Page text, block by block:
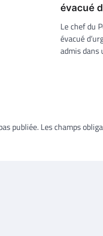
évacué
Le chef du
évacué
admis
publiée. Les champs